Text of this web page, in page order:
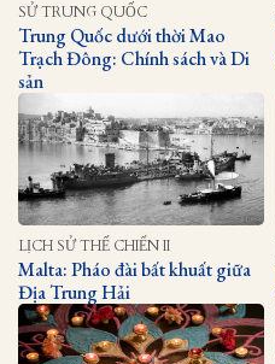
SỬ TRUNG QUỐC
Trung Quốc dưới thời Mao
Trạch Đông: Chính sách và Di
sản
LỊCH SỬ THẾ CHIẾN II
Malta: Pháo đài bất khuất giữa
Địa Trung Hải